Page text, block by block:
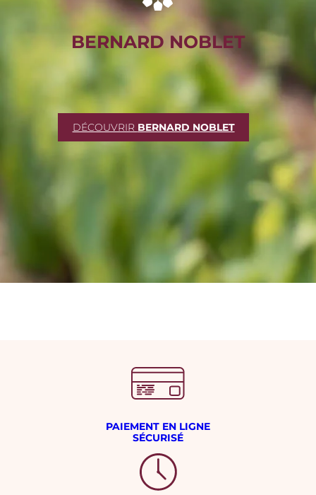
BERNARD NOBLET
DÉCOUVRIR BERNARD NOBLET
PAIEMENT EN LIGNE
SÉCURISÉ